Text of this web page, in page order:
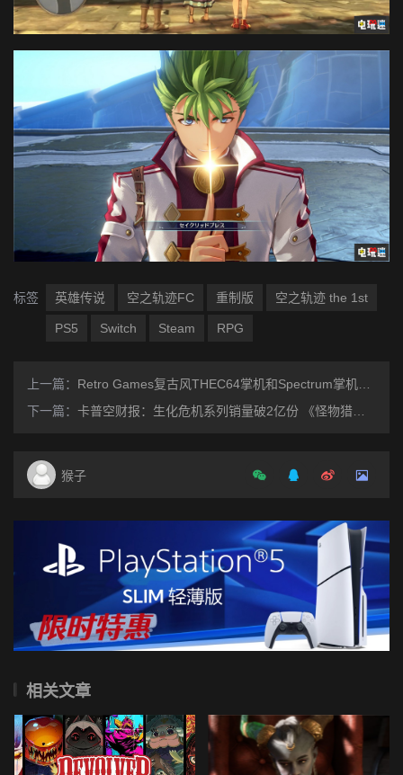
标签 英雄传说 空之轨迹FC 重制版 空之轨迹 the 1st
PS5 Switch Steam RPG
上一篇： Retro Games复古风THEC64掌机和Spectrum掌机计划10月发售
下一篇： 卡普空财报：生化危机系列销量破2亿份 《怪物猎人：荒野》后继无力
猴子
相关文章